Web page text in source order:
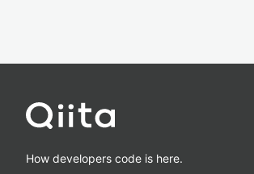
How developers code is here.